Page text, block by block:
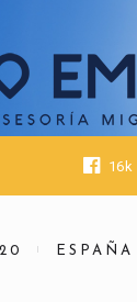
16k
ESPAÑA